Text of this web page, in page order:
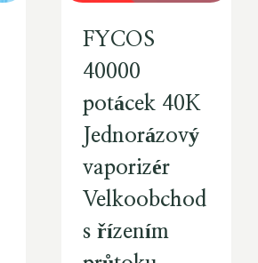
FYCOS
40000
potácek 40K
Jednorázový
vaporizér
Velkoobchod
s řízením